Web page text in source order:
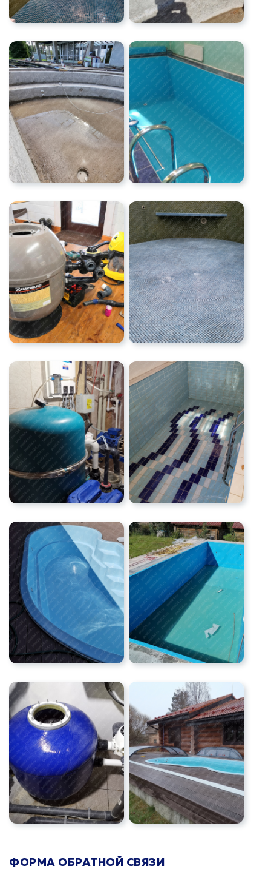
ФОРМА ОБРАТНОЙ СВЯЗИ